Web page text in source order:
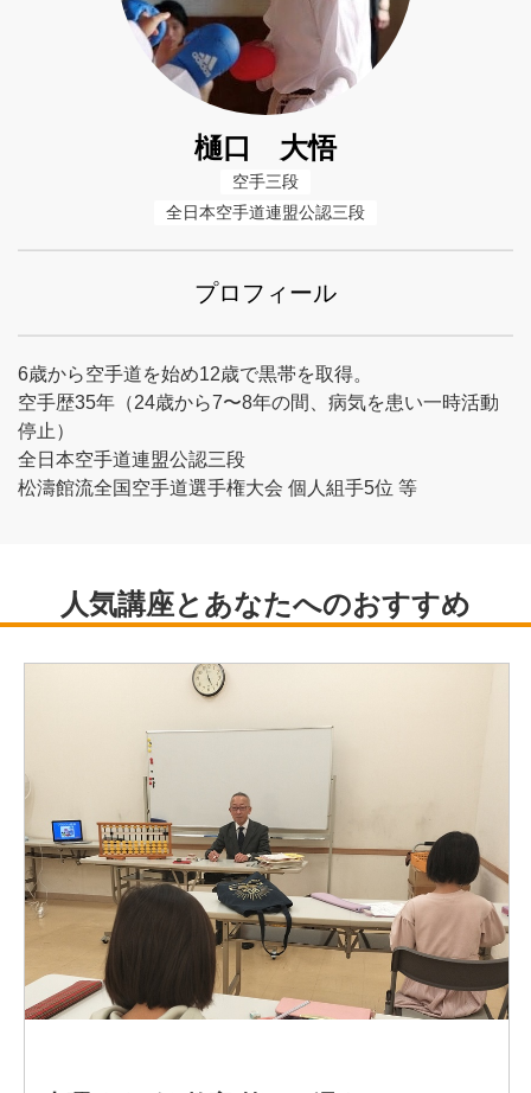
樋口 大悟
空手三段
全日本空手道連盟公認三段
プロフィール
6歳から空手道を始め12歳で黒帯を取得。
空手歴35年（24歳から7〜8年の間、病気を患い一時活動
停止）
全日本空手道連盟公認三段
松濤館流全国空手道選手権大会 個人組手5位 等